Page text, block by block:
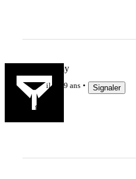
arnaud famy
il y a 9 ans Signaler
+1 grave